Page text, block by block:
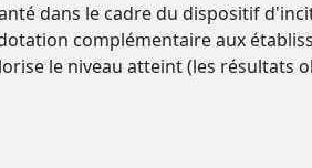
dans le cadre du dispositif
complémentaire aux
le niveau atteint (les résultats